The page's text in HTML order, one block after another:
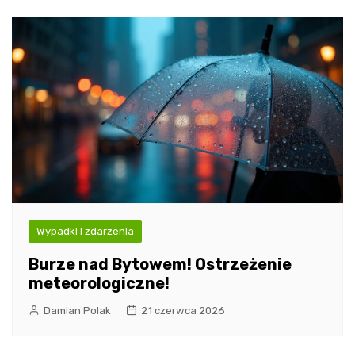
Wypadki i zdarzenia
Burze nad Bytowem! Ostrzeżenie
meteorologiczne!
Damian Polak 21 czerwca 2026